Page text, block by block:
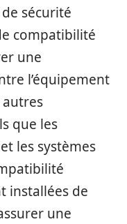
sécurité
compatibilité
une
l’équipement
que les
les systèmes
installées de
une